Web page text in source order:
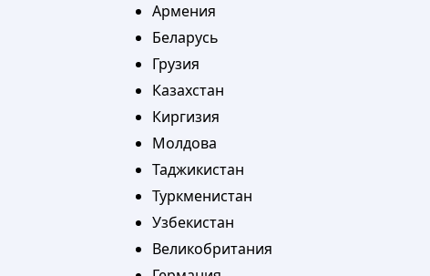
Армения
Беларусь
Грузия
Казахстан
Киргизия
Молдова
Таджикистан
Туркменистан
Узбекистан
Великобритания